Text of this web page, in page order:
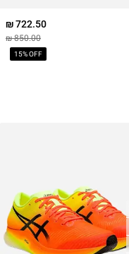
722.50 ₪
850.00 ₪
15% OFF